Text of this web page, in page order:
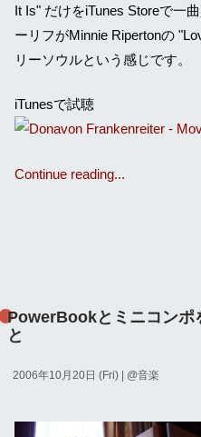
It Is" だけをiTunes Storeで一
ーリフがMinnie Ripertonの
リーソウルという感じです。
iTunesで試聴
Continue reading...
PowerBookとミニコンポ
と
2006年10月20日 (Fri) | @音楽